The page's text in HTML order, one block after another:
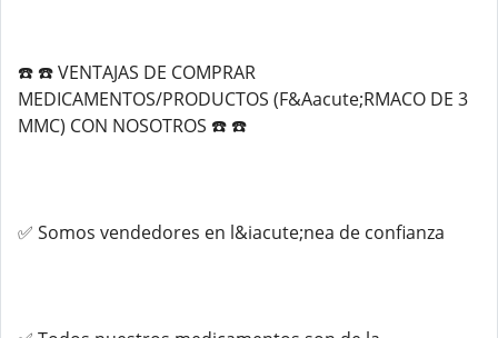
☎️ ☎️ VENTAJAS DE COMPRAR
MEDICAMENTOS/PRODUCTOS (F&Aacute;RMACO DE 3
MMC) CON NOSOTROS ☎️ ☎️
✅ Somos vendedores en l&iacute;nea de confianza